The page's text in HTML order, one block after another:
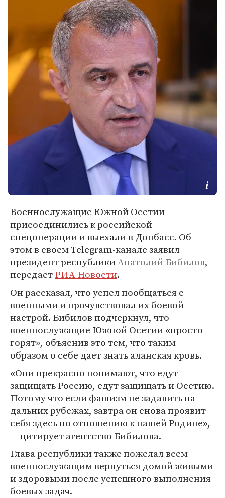
Военнослужащие Южной Осетии
присоединились к российской
спецоперации и выехали в Донбасс. Об
этом в своем Telegram-канале заявил
президент республикиАнатолий Бибилов,
передаетРИА Новости.
Он рассказал, что успел пообщаться с
военными и прочувствовал их боевой
настрой. Бибилов подчеркнул, что
военнослужащие Южной Осетии «просто
горят», объяснив это тем, что таким
образом о себе дает знать аланская кровь.
«Они прекрасно понимают, что едут
защищать Россию, едут защищать и Осетию.
Потому что если фашизм не задавить на
дальних рубежах, завтра он снова проявит
себя здесь по отношению к нашей Родине»,
— цитирует агентство Бибилова.
Глава республики также пожелал всем
военнослужащим вернуться домой живыми
и здоровыми после успешного выполнения
боевых задач.